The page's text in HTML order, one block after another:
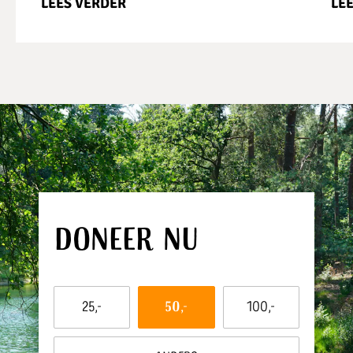
Doneer nu
bedrag
wil
25,- 50,- 100,-